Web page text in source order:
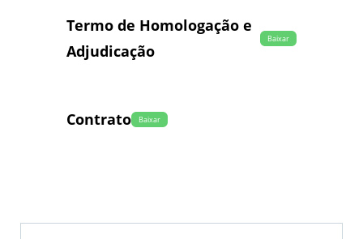
Termo de Homologação e
Adjudicação
Baixar
Contrato Baixar